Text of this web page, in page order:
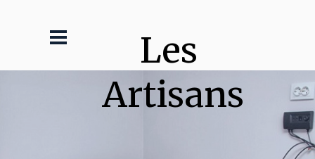
Les
Artisans